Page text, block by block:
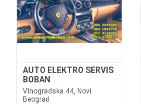
AUTO ELEKTRO SERVIS
BOBAN
Vinogradska 44, Novi
Beograd